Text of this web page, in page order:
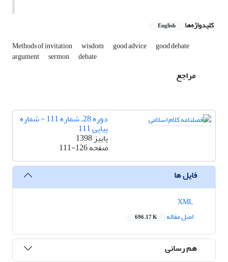
کلیدواژه‌ها English
Methods of invitation wisdom good advice good debate
argument sermon debate
مراجع
دوره 28، شماره 111 - شماره
پیاپی 111
پاییز 1398
صفحه111-126
فایل ها
اصل مقاله
696.17 K
هم رسانی